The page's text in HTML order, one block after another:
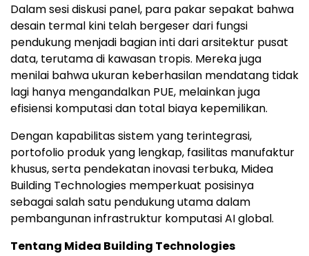
Dalam sesi diskusi panel, para pakar sepakat bahwa
desain termal kini telah bergeser dari fungsi
pendukung menjadi bagian inti dari arsitektur pusat
data, terutama di kawasan tropis. Mereka juga
menilai bahwa ukuran keberhasilan mendatang tidak
lagi hanya mengandalkan PUE, melainkan juga
efisiensi komputasi dan total biaya kepemilikan.
Dengan kapabilitas sistem yang terintegrasi,
portofolio produk yang lengkap, fasilitas manufaktur
khusus, serta pendekatan inovasi terbuka, Midea
Building Technologies memperkuat posisinya
sebagai salah satu pendukung utama dalam
pembangunan infrastruktur komputasi AI global.
Tentang Midea Building Technologies